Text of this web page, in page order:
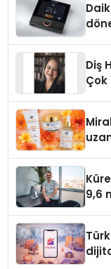
Diş
Çok
9,6